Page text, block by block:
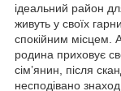
ідеальний район
живуть у своїх
спокійним місцем.
родина приховує
сім’янин, після
несподівано